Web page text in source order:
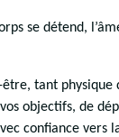
se détend,
tant physique
objectifs, de
confiance vers